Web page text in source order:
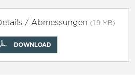
/ Abmessungen (1.9 MB)
DOWNLOAD